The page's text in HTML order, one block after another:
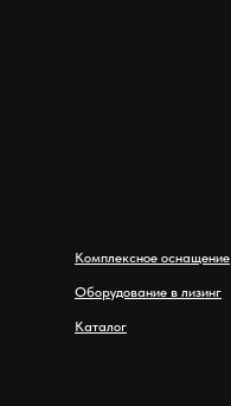
Комплексное оснащение
Оборудование в лизинг
Каталог